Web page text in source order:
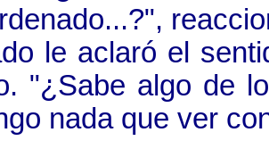
le aclaró el
"¿Sabe algo de
nada que ver